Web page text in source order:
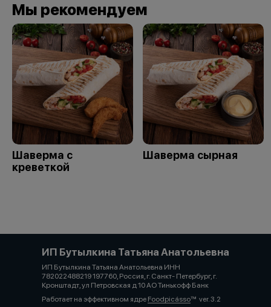
Мы рекомендуем
Шаверма с
креветкой
Шаверма сырная
ИП Бутылкина Татьяна Анатольевна
ИП Бутылкина Татьяна Анатольевна ИНН
782022488219 197760, Россия, г. Санкт- Петербург, г.
Кронштадт, ул Петровская д 10 АО Тинькофф Банк
Работает на эффективном ядре Foodpicássover. 3.2